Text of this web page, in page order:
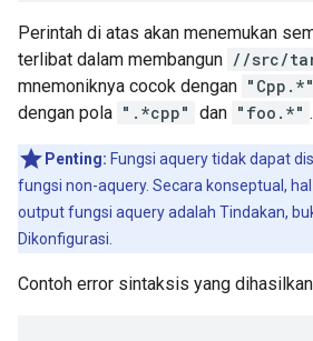
Perintah di atas akan menemukan
terlibat dalam membangun //src/
mnemoniknya cocok dengan "Cpp.*"
dengan pola ".*cpp" dan "foo.*" .
Penting: Fungsi aquery tidak dapat
fungsi non-aquery. Secara konseptual,
output fungsi aquery adalah Tindakan,
Dikonfigurasi.
Contoh error sintaksis yang